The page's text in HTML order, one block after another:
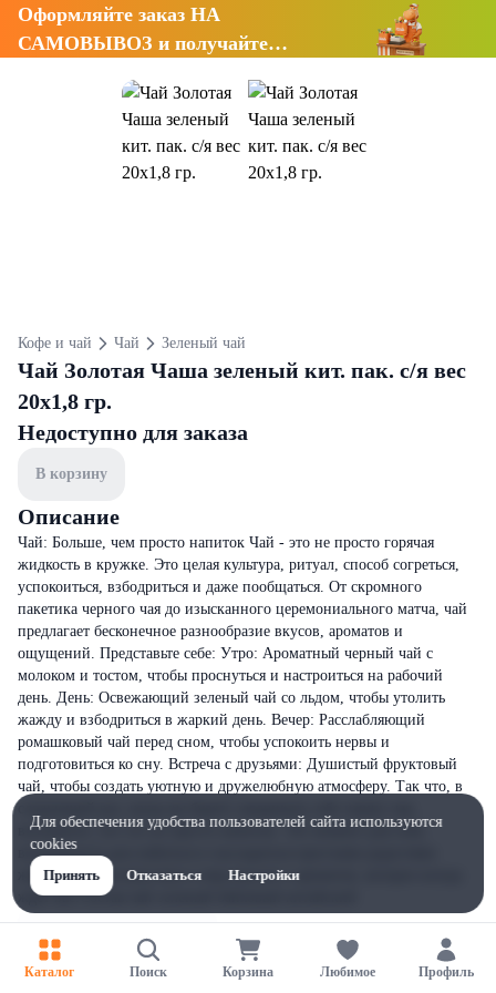
Оформляйте заказ НА
САМОВЫВОЗ и получайте
Кофе и чай Чай Зеленый чай
Чай Золотая Чаша зеленый кит. пак. с/я вес
20х1,8 гр.
Недоступно для заказа
В корзину
Описание
Чай: Больше, чем просто напиток Чай - это не просто горячая
жидкость в кружке. Это целая культура, ритуал, способ согреться,
успокоиться, взбодриться и даже пообщаться. От скромного
пакетика черного чая до изысканного церемониального матча, чай
предлагает бесконечное разнообразие вкусов, ароматов и
ощущений. Представьте себе: Утро: Ароматный черный чай с
молоком и тостом, чтобы проснуться и настроиться на рабочий
день. День: Освежающий зеленый чай со льдом, чтобы утолить
жажду и взбодриться в жаркий день. Вечер: Расслабляющий
ромашковый чай перед сном, чтобы успокоить нервы и
подготовиться ко сну. Встреча с друзьями: Душистый фруктовый
чай, чтобы создать уютную и дружелюбную атмосферу. Так что, в
вспомните, что это не просто напиток. Это момент для себя,
возможность расслабиться и насладиться простыми радостями
жизни. Это путешествие в мир вкусов и ароматов, которое всегда
ждет вас.Состав:чай зеленый байховый китайский
Каталог Поиск Корзина Любимое Профиль
Для обеспечения удобства пользователей сайта используются
cookies
Принять
Отказаться Настройки